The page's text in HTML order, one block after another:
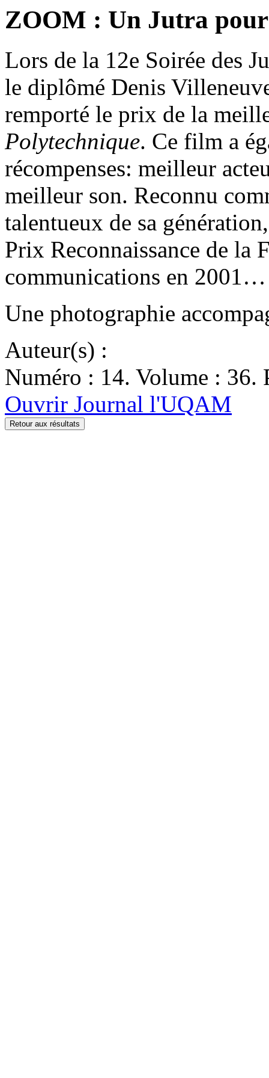
ZOOM : Un Jutra
Lors de la 12e Soirée des
le diplômé Denis
remporté le prix de la
Polytechnique. Ce film a
récompenses: meilleur
meilleur son. Reconnu
talentueux de sa
Prix Reconnaissance de la
communications en 2001…
Une photographie
Auteur(s) :
Numéro : 14. Volume : 36.
Ouvrir Journal l'UQAM
Retour aux résultats